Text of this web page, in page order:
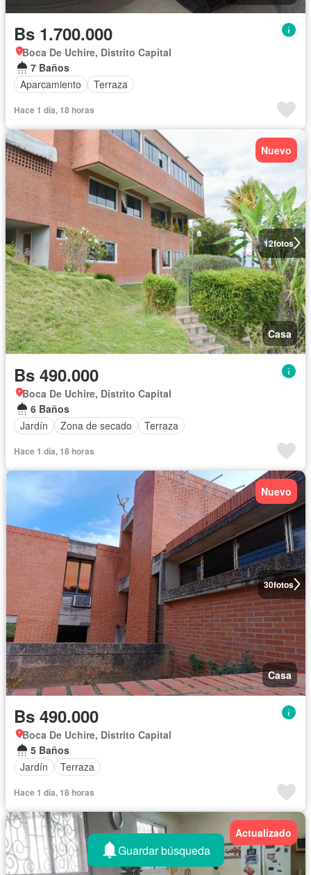
Bs 1.700.000
Boca De Uchire, Distrito Capital
7 Baños
Aparcamiento
Terraza
Hace 1 día, 18 horas
12fotos
Nuevo
Casa
Bs 490.000
Boca De Uchire, Distrito Capital
6 Baños
Jardín
Zona de secado Terraza
Hace 1 día, 18 horas
30fotos
Nuevo
Casa
Bs 490.000
Boca De Uchire, Distrito Capital
5 Baños
Jardín
Terraza
Hace 1 día, 18 horas
Actualizado
Guardar búsqueda